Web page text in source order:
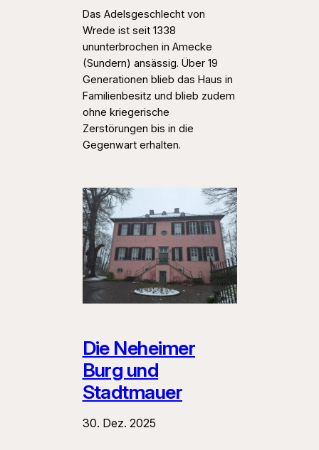
Das Adelsgeschlecht von
Wrede ist seit 1338
ununterbrochen in Amecke
(Sundern) ansässig. Über 19
Generationen blieb das Haus in
Familienbesitz und blieb zudem
ohne kriegerische
Zerstörungen bis in die
Gegenwart erhalten.
Die Neheimer
Burg und
Stadtmauer
30. Dez. 2025